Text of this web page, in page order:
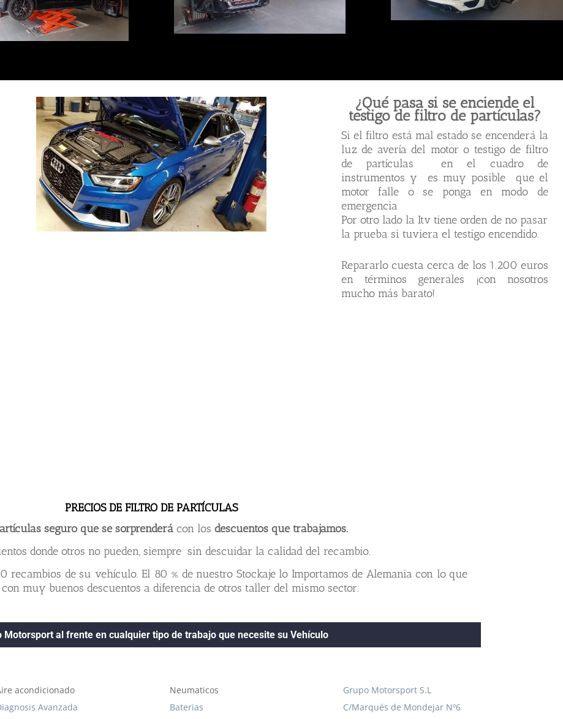
¿Qué pasa si se enciende el
testigo de filtro de partículas?
Si el filtro está mal estado se encenderá la
luz de avería del motor o testigo de filtro
de partículas en el cuadro de
instrumentos y es muy posible que el
motor falle o se ponga en modo de
emergencia
Por otro lado la Itv tiene orden de no pasar
la prueba si tuviera el testigo encendido.
Repararlo cuesta cerca de los 1.200 euros
en términos generales ¡con nosotros
mucho más barato!
PRECIOS DE FILTRO DE PARTÍCULAS
seguro que se sorprenderá con losdescuentos que trabajamos.
donde otros no pueden, siempre sin descuidar la calidad del recambio.
recambios de su vehículo. El 80 % de nuestro Stockaje lo Importamos de Alemania con lo que
muy buenos descuentos a diferencia de otros taller del mismo sector.
Motorsport al frente en cualquier tipo de trabajo que necesite su Vehículo
acondicionado
Avanzada
Neumaticos
Baterias
Grupo Motorsport S.L
C/Marqués de Mondejar Nº6